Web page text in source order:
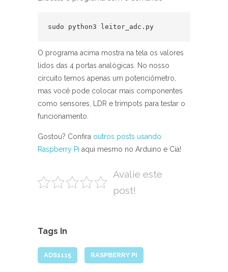
sudo python3 leitor_adc.py
O programa acima mostra na tela os valores
lidos das 4 portas analógicas. No nosso
circuito temos apenas um potenciômetro,
mas você pode colocar mais componentes
como sensores, LDR e trimpots para testar o
funcionamento.
Gostou? Confira outros posts usando
Raspberry Pi aqui mesmo no Arduino e Cia!
Avalie este
post!
Tags In
ADS1115 RASPBERRY PI